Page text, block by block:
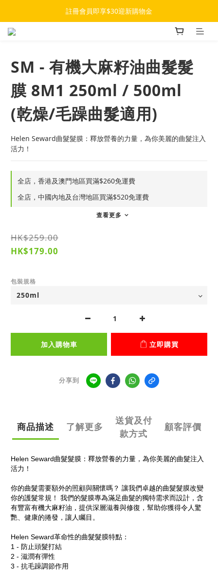
註冊會員即享$30迎新購物金
SM - 有機大麻籽油曲髮髮
膜 8M1 250ml / 500ml
(乾燥/毛躁曲髮適用)
Helen Seward曲髮髮膜：釋放營養的力量，為你美麗的曲髮注入
活力！
全店，香港及澳門地區買滿$260免運費
全店，中國內地及台灣地區買滿$520免運費
查看更多
HK$259.00
HK$179.00
包裝規格
加入購物車 立即購買
分享到
商品描述 了解更多
送貨及付
款方式
顧客評價
Helen Seward曲髮髮膜：釋放營養的力量，為你美麗的曲髮注入
活力！
你的曲髮需要額外的照顧與關懷嗎？ 讓我們卓越的曲髮髮膜改變
你的護髮常規！ 我們的髮膜專為滿足曲髮的獨特需求而設計，含
有豐富有機大麻籽油，提供深層滋養與修復，幫助你獲得令人驚
艷、健康的捲發，讓人矚目。
Helen Seward革命性的曲髮髮膜特點：
1 - 防止頭髮打結
2 - 滋潤有彈性
3 - 抗毛躁調節作用